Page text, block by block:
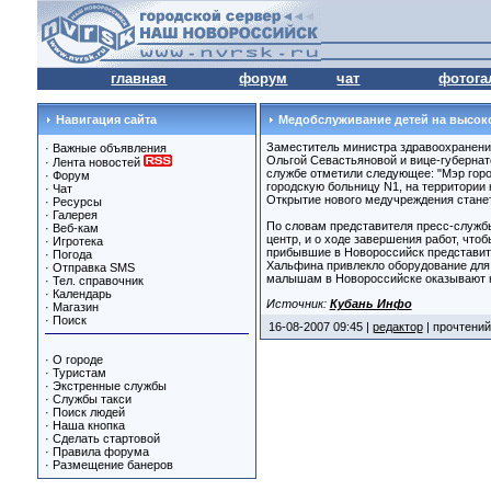
главная форум чат
Навигация сайта
· Важные объявления
· Лента новостей
· Форум
· Чат
· Ресурсы
· Галерея
· Веб-кам
· Игротека
· Погода
· Отправка SMS
· Тел. справочник
· Календарь
· Магазин
· Поиск
· О городе
· Туристам
· Экстренные службы
· Службы такси
· Поиск людей
· Наша кнопка
· Сделать стартовой
· Правила форума
· Размещение банеров
Медобслуживание детей на
Заместитель министра
Ольгой Севастьяновой и вице-
службе отметили следующее: "Мэр
городскую больницу N1, на территории
Открытие нового медучреждения
По словам представителя пресс-
центр, и о ходе завершения работ,
прибывшие в Новороссийск
Хальфина привлекло оборудование
малышам в Новороссийске оказывают
Источник: Кубань Инфо
16-08-2007 09:45 | редактор|